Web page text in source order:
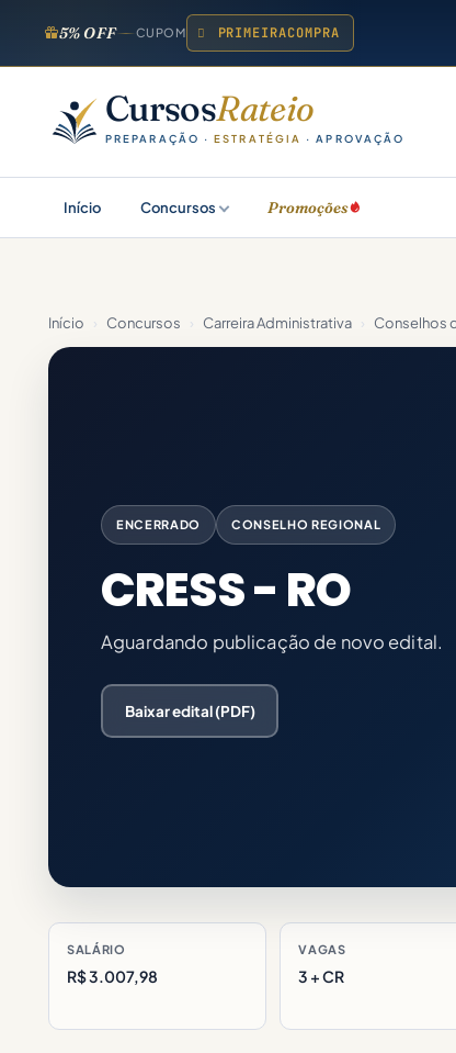
5% OFF CUPOM PRIMEIRACOMPRA
CursosRateio
PREPARAÇÃO ·ESTRATÉGIA · APROVAÇÃO
Início Concursos Promoções
Início › Concursos › Carreira Administrativa › Conselhos
ENCERRADO CONSELHO REGIONAL
CRESS - RO
Aguardando publicação de novo edital.
Baixar edital (PDF)
SALÁRIO
R$ 3.007,98
VAGAS
3 + CR